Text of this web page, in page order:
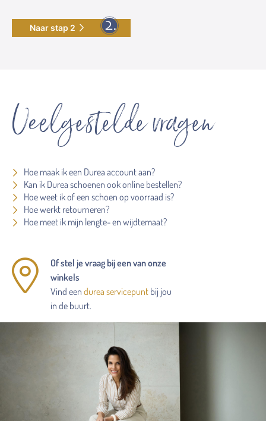
Naar stap 2
Veelgestelde vragen
Hoe maak ik een Durea account aan?
Kan ik Durea schoenen ook online bestellen?
Hoe weet ik of een schoen op voorraad is?
Hoe werkt retourneren?
Hoe meet ik mijn lengte- en wijdtemaat?
Of stel je vraag bij een van onze
winkels
Vind een durea servicepunt bij jou
in de buurt.